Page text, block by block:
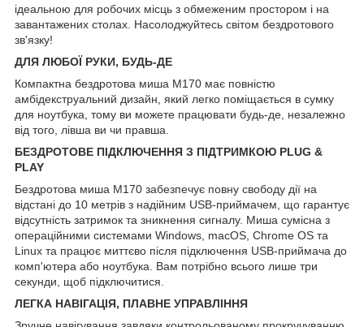
ідеальною для робочих місць з обмеженим простором і на
завантажених столах. Насолоджуйтесь світом бездротового
зв'язку!
ДЛЯ ЛЮБОЇ РУКИ, БУДЬ-ДЕ
Компактна бездротова миша M170 має повністю
амбідекструальний дизайн, який легко поміщається в сумку
для ноутбука, тому ви можете працювати будь-де, незалежно
від того, лівша ви чи правша.
БЕЗДРОТОВЕ ПІДКЛЮЧЕННЯ З ПІДТРИМКОЮ PLUG &
PLAY
Бездротова миша M170 забезпечує повну свободу дії на
відстані до 10 метрів з надійним USB-приймачем, що гарантує
відсутність затримок та зникнення сигналу. Миша сумісна з
операційними системами Windows, macOS, Chrome OS та
Linux та працює миттєво після підключення USB-приймача до
комп'ютера або ноутбука. Вам потрібно всього лише три
секунди, щоб підключитися.
ЛЕГКА НАВІГАЦІЯ, ПЛАВНЕ УПРАВЛІННЯ